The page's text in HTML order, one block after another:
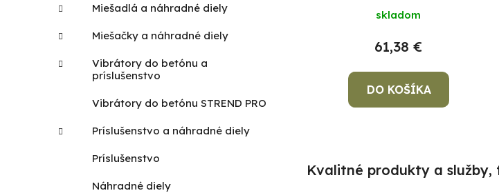
Miešadlá a náhradné diely
Miešačky a náhradné diely
Vibrátory do betónu a
príslušenstvo
Vibrátory do betónu STREND PRO
Príslušenstvo a náhradné diely
Príslušenstvo
Náhradné diely
skladom
61,38 €
DO KOŠÍKA
Kvalitné produkty a služby,